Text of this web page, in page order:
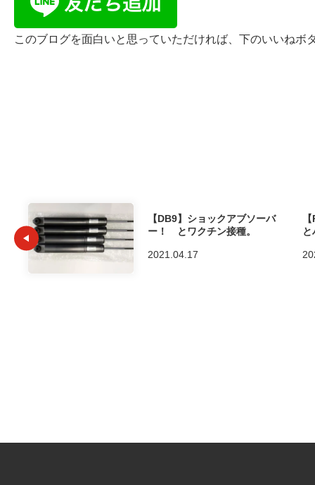
このブログを面白いと思っていただければ、下のいいねボ
【DB9】ショックアブソーバ
ー！ とワクチン接種。
2021.04.17